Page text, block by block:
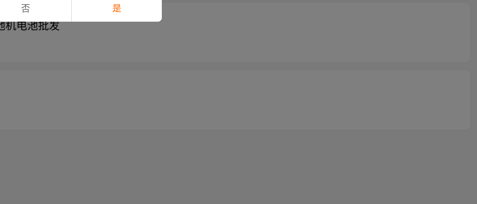
机电池批发
否 是